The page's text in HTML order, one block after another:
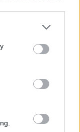
τις πύλες
τις 26 έως
31 Ιουλίου